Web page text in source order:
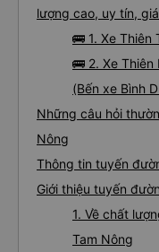
lượng cao, uy tín,
🚌 1. Xe Thiên
🚌 2. Xe
(Bến xe Bình
Những câu hỏi
Nông
Thông tin tuyến
Giới thiệu tuyến
1. Về chất
Tam Nông